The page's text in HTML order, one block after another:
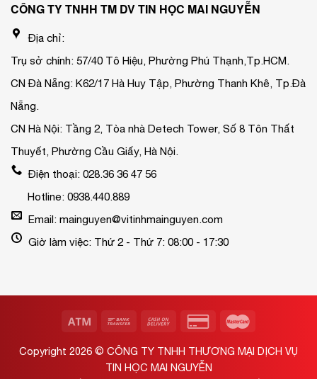
CÔNG TY TNHH TM DV TIN HỌC MAI NGUYỄN
Địa chỉ:
Trụ sở chính: 57/40 Tô Hiệu, Phường Phú Thạnh,Tp.HCM.
CN Đà Nẵng: K62/17 Hà Huy Tập, Phường Thanh Khê, Tp.Đà
Nẵng.
CN Hà Nội: Tầng 2, Tòa nhà Detech Tower, Số 8 Tôn Thất
Thuyết, Phường Cầu Giấy, Hà Nội.
Điện thoại: 028.36 36 47 56
Hotline: 0938.440.889
Email: mainguyen@vitinhmainguyen.com
Giờ làm việc: Thứ 2 - Thứ 7: 08:00 - 17:30
Copyright 2026 © CÔNG TY TNHH THƯƠNG MẠI DỊCH VỤ
TIN HỌC MAI NGUYỄN